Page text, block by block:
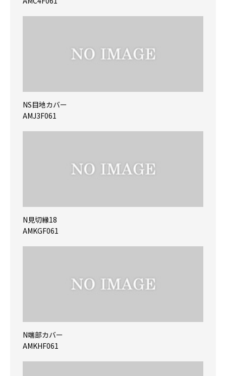
NS目地カバー
AMJ3F061
N見切縁18
AMKGF061
N端部カバー
AMKHF061